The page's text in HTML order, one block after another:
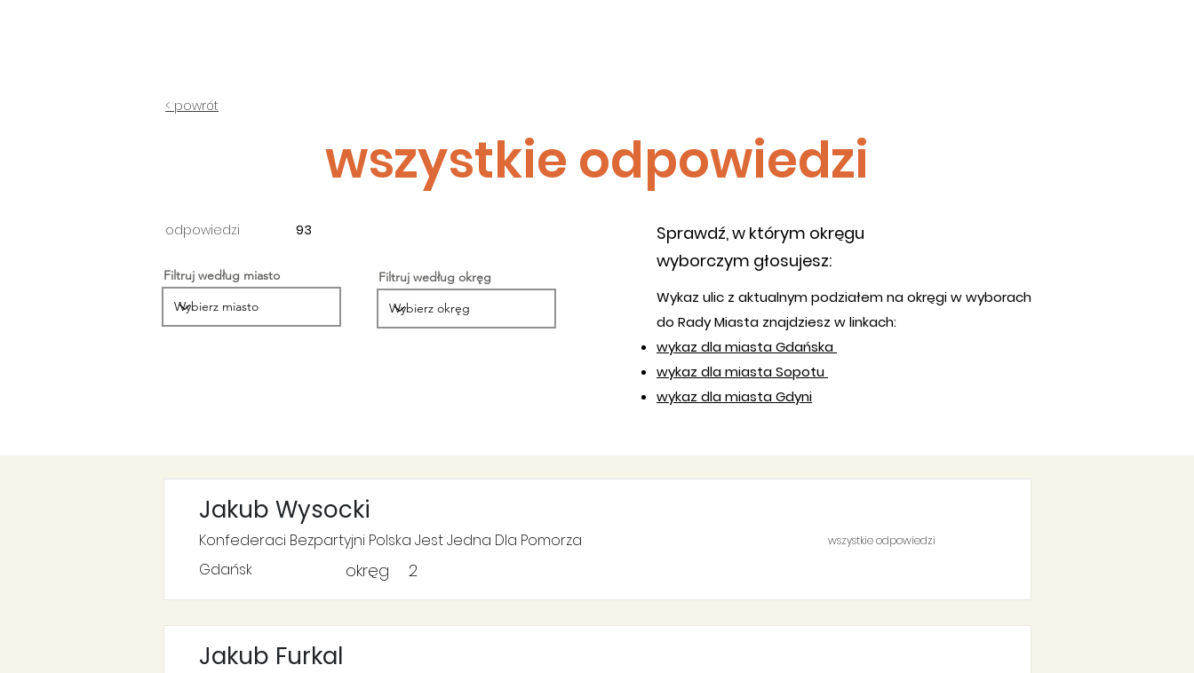
< powrót
wszystkie odpowiedzi
odpowiedzi 93
Filtruj według miasto Filtruj według okręg
Sprawdź, w którym okręgu
wyborczym głosujesz:
Wykaz ulic z aktualnym podziałem na okręgi w wyborach
do Rady Miasta znajdziesz w linkach:
wykaz dla miasta Gdańska
wykaz dla miasta Sopotu
wykaz dla miasta Gdyni
Jakub Wysocki
Konfederaci Bezpartyjni Polska Jest Jedna Dla Pomorza
Gdańsk
okręg 2
wszystkie odpowiedzi
Jakub Furkal